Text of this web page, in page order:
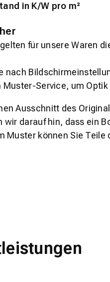
in K/W pro m²
für unsere Waren
nach
Service, um
Ausschnitt des
wir darauf hin, dass ein
Muster können Sie